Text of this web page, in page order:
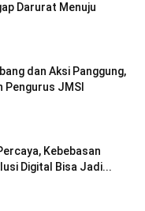
Darurat Menuju
dan Aksi Panggung,
Pengurus JMSI
Kebebasan
Digital Bisa Jadi...